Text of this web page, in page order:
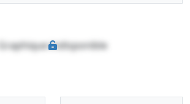
Graphique indisponible